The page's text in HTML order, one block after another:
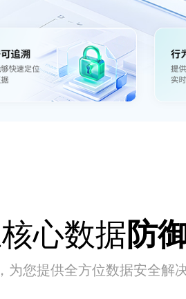
心数据防
为您提供全方位数据安全解